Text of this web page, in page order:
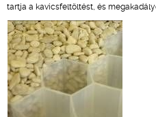
tartja a kavicsfeltöltést, és